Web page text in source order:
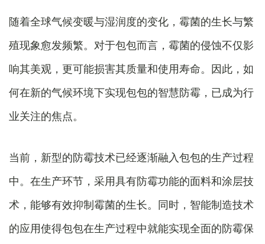
随着全球气候变暖与湿润度的变化，霉菌的生长与繁
殖现象愈发频繁。对于包包而言，霉菌的侵蚀不仅影
响其美观，更可能损害其质量和使用寿命。因此，如
何在新的气候环境下实现包包的智慧防霉，已成为行
业关注的焦点。
当前，新型的防霉技术已经逐渐融入包包的生产过程
中。在生产环节，采用具有防霉功能的面料和涂层技
术，能够有效抑制霉菌的生长。同时，智能制造技术
的应用使得包包在生产过程中就能实现全面的防霉保